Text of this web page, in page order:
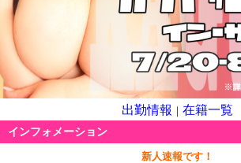
出勤情報 ｜ 在籍一覧
インフォメーション
新人速報です！